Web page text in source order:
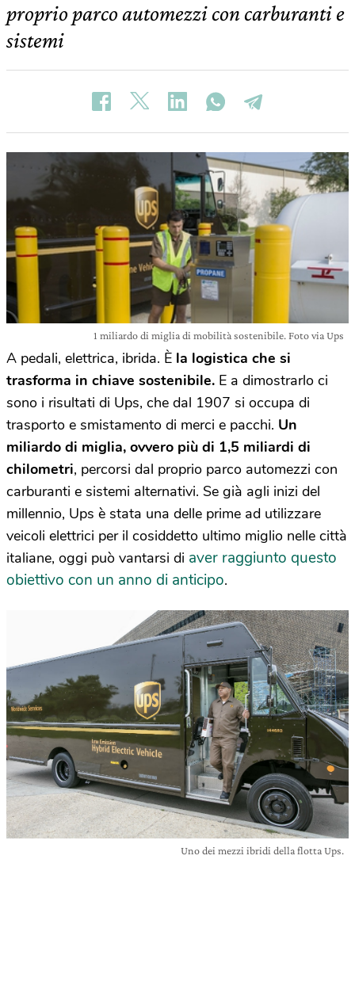
proprio parco automezzi con carburanti e
sistemi
1 miliardo di miglia di mobilità sostenibile. Foto via Ups
A pedali, elettrica, ibrida. È la logistica che si
trasforma in chiave sostenibile. E a dimostrarlo ci
sono i risultati di Ups, che dal 1907 si occupa di
trasporto e smistamento di merci e pacchi. Un
miliardo di miglia, ovvero più di 1,5 miliardi di
chilometri, percorsi dal proprio parco automezzi con
carburanti e sistemi alternativi. Se già agli inizi del
millennio, Ups è stata una delle prime ad utilizzare
veicoli elettrici per il cosiddetto ultimo miglio nelle città
italiane, oggi può vantarsi di aver raggiunto questo
obiettivo con un anno di anticipo.
Uno dei mezzi ibridi della flotta Ups.